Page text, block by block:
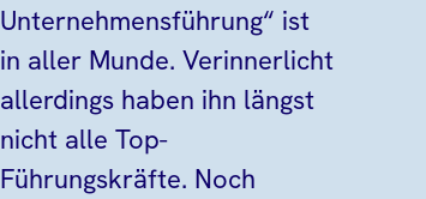
Unternehmensführung“ ist
in aller Munde. Verinnerlicht
allerdings haben ihn längst
nicht alle Top-
Führungskräfte. Noch